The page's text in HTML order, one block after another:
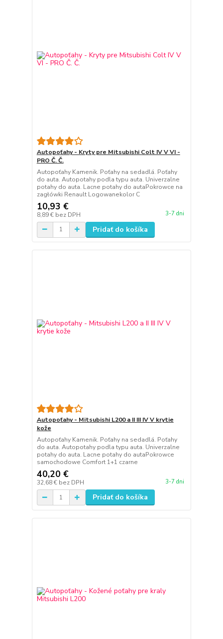
Autopoťahy - Kryty pre Mitsubishi Colt IV V VI -
PRO Č. Č.
Autopoťahy Kamenik. Poťahy na sedadlá. Poťahy
do auta. Autopotahy podla typu auta. Univerzalne
potahy do auta. Lacne potahy do autaPokrowce na
zagłówki Renault Logowanekolor C
10,93 €
8,89 € bez DPH 3-7 dni
Pridať do košíka
Autopoťahy - Mitsubishi L200 a II III IV V krytie
kože
Autopoťahy Kamenik. Poťahy na sedadlá. Poťahy
do auta. Autopotahy podla typu auta. Univerzalne
potahy do auta. Lacne potahy do autaPokrowce
samochodowe Comfort 1+1 czarne
40,20 €
32,68 € bez DPH 3-7 dni
Pridať do košíka